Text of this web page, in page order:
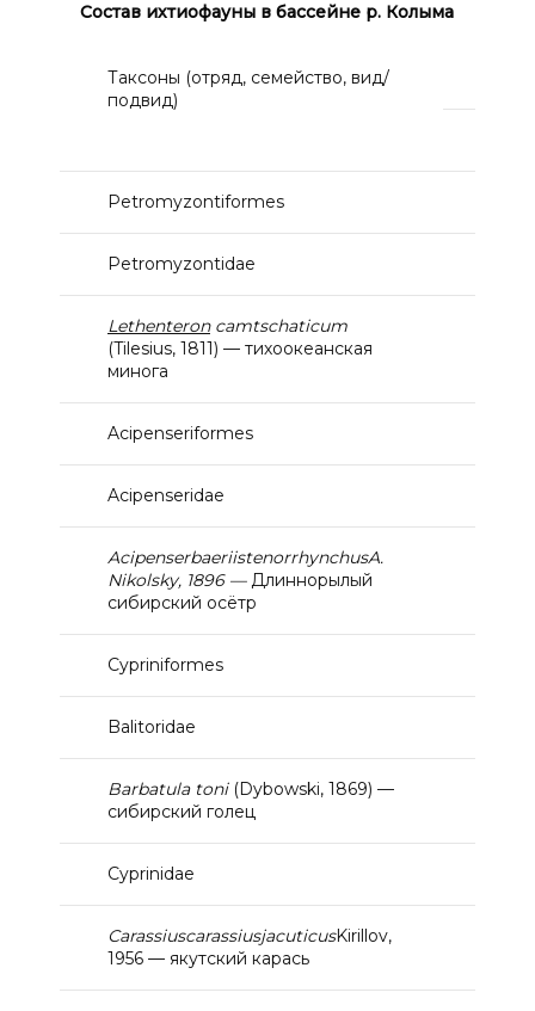
Состав ихтиофауны в бассейне р. Колыма
Таксоны (отряд, семейство, вид/
подвид)
Petromyzontiformes
Petromyzontidae
Lethenteron camtschaticum
(Tilesius, 1811) — тихоокеанская
минога
Acipenseriformes
Acipenseridae
AcipenserbaeriistenorrhynchusA.
Nikolsky, 1896 —Длиннорылый
сибирский осётр
Cypriniformes
Balitoridae
Barbatula toni(Dybowski, 1869) —
сибирский голец
Cyprinidae
СarassiuscarassiusjacuticusKirillov,
1956 — якутский карась